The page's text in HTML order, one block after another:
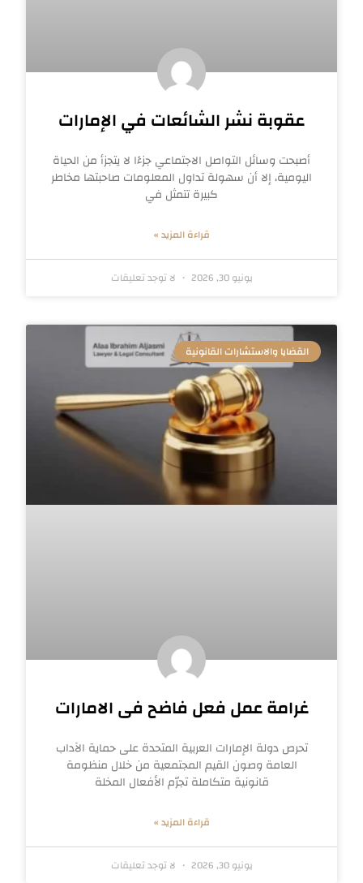
عقوبة نشر الشائعات في الإمارات
أصبحت وسائل التواصل الاجتماعي جزءًا لا يتجزأ من الحياة
اليومية، إلا أن سهولة تداول المعلومات صاحبتها مخاطر
كبيرة تتمثل في
قراءة المزيد »
يونيو 30, 2026 لا توجد تعليقات
القضايا والاستشارات القانونية
غرامة عمل فعل فاضح فى الامارات
تحرص دولة الإمارات العربية المتحدة على حماية الآداب
العامة وصون القيم المجتمعية من خلال منظومة
قانونية متكاملة تجرّم الأفعال المخلة
قراءة المزيد »
يونيو 30, 2026 لا توجد تعليقات